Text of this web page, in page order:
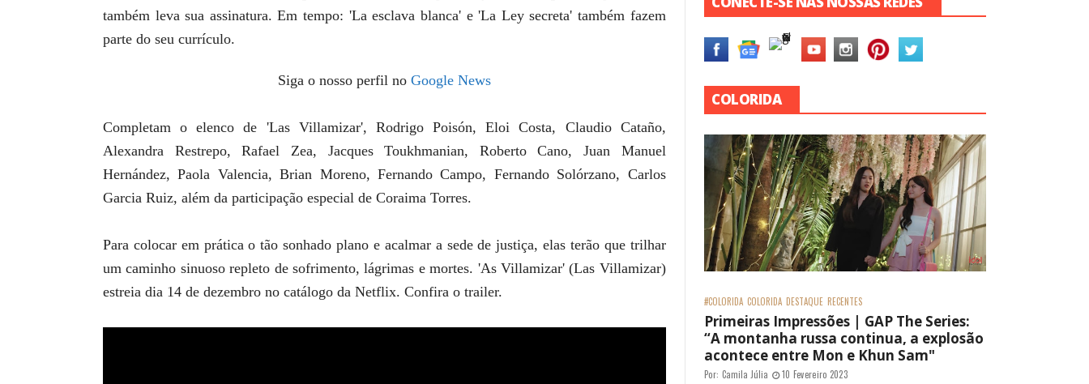
também leva sua assinatura. Em tempo: 'La esclava blanca' e 'La Ley secreta' também fazem
parte do seu currículo.
Siga o nosso perfil no Google News
Completam o elenco de 'Las Villamizar', Rodrigo Poisón, Eloi Costa, Claudio Cataño,
Alexandra Restrepo, Rafael Zea, Jacques Toukhmanian, Roberto Cano, Juan Manuel
Hernández, Paola Valencia, Brian Moreno, Fernando Campo, Fernando Solórzano, Carlos
Garcia Ruiz, além da participação especial de Coraima Torres.
Para colocar em prática o tão sonhado plano e acalmar a sede de justiça, elas terão que trilhar
um caminho sinuoso repleto de sofrimento, lágrimas e mortes. 'As Villamizar' (Las Villamizar)
estreia dia 14 de dezembro no catálogo da Netflix. Confira o trailer.
COLORIDA
#COLORIDA COLORIDA DESTAQUE RECENTES
Primeiras Impressões | GAP The Series:
“A montanha russa continua, a explosão
acontece entre Mon e Khun Sam"
Por: Camila Júlia 10 Fevereiro 2023